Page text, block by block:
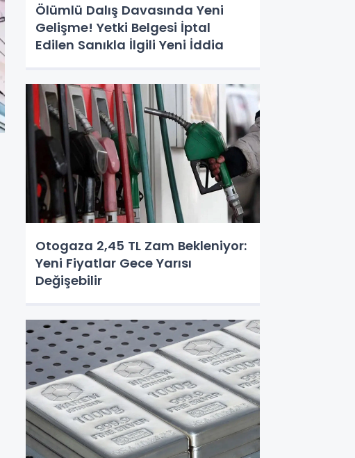
Ölümlü Dalış Davasında Yeni
Gelişme! Yetki Belgesi İptal
Edilen Sanıkla İlgili Yeni İddia
Otogaza 2,45 TL Zam Bekleniyor:
Yeni Fiyatlar Gece Yarısı
Değişebilir